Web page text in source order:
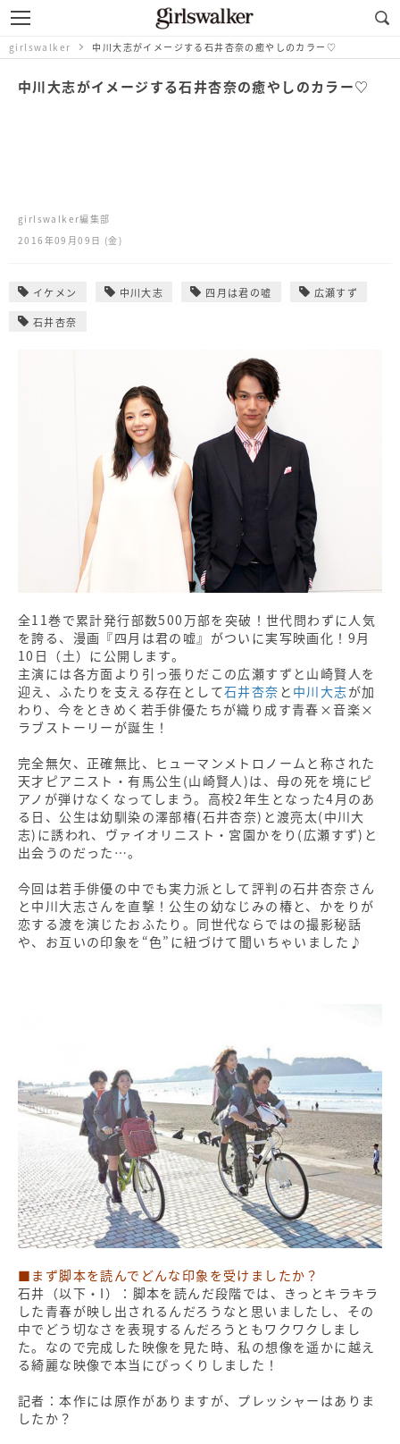
girlswalker 中川大志がイメージする石井杏奈の癒やしのカラー♡
中川大志がイメージする石井杏奈の癒やしのカラー♡
girlswalker編集部
2016年09月09日 (金)
イケメン 中川大志 四月は君の嘘 広瀬すず
石井杏奈
全11巻で累計発行部数500万部を突破！世代問わずに人気
を誇る、漫画『四月は君の嘘』がついに実写映画化！9月
10日（土）に公開します。
主演には各方面より引っ張りだこの広瀬すずと山崎賢人を
迎え、ふたりを支える存在として石井杏奈 と 中川大志が加
わり、今をときめく若手俳優たちが織り成す青春×音楽×
ラブストーリーが誕生！
完全無欠、正確無比、ヒューマンメトロノームと称された
天才ピアニスト・有馬公生(山崎賢人)は、母の死を境にピ
アノが弾けなくなってしまう。高校2年生となった4月のあ
る日、公生は幼馴染の澤部椿(石井杏奈)と渡亮太(中川大
志)に誘われ、ヴァイオリニスト・宮園かをり(広瀬すず)と
出会うのだった…。
今回は若手俳優の中でも実力派として評判の石井杏奈さん
と中川大志さんを直撃！公生の幼なじみの椿と、かをりが
恋する渡を演じたおふたり。同世代ならではの撮影秘話
や、お互いの印象を“色”に紐づけて聞いちゃいました♪
■まず脚本を読んでどんな印象を受けましたか？
石井（以下・I）：脚本を読んだ段階では、きっとキラキラ
した青春が映し出されるんだろうなと思いましたし、その
中でどう切なさを表現するんだろうともワクワクしまし
た。なので完成した映像を見た時、私の想像を遥かに越え
る綺麗な映像で本当にぴっくりしました！
記者：本作には原作がありますが、プレッシャーはありま
したか？